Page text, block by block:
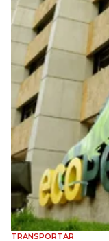
TRANSPORTAR